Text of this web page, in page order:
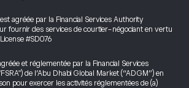
agréée par la Financial Services Authority
fournir des services de courtier-négociant en vertu
#SD076
et réglementée par la Financial Services
de l’Abu Dhabi Global Market (“ADGM”) en
pour exercer les activités réglementées de (a)